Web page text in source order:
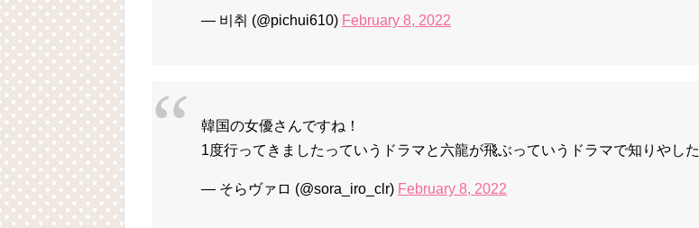
— 비취 (@pichui610) February 8, 2022
韓国の女優さんですね！
1度行ってきましたっていうドラマと六龍が飛ぶっていうドラマで知りやした
— そらヴァロ (@sora_iro_clr) February 8, 2022